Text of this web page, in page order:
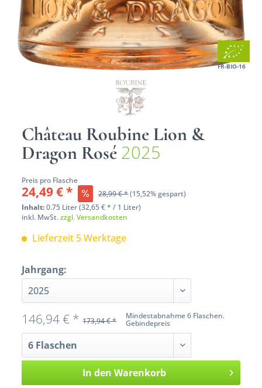
FR-BIO-16
Château Roubine Lion &
Dragon Rosé 2025
Preis pro Flasche
24,49 € * 28,99 € *(15,52% gespart)
Inhalt:0.75 Liter (32,65 € * / 1 Liter)
inkl. MwSt.zzgl. Versandkosten
Lieferzeit 5 Werktage
Jahrgang:
Mindestabnahme 6 Flaschen.
Gebindepreis
146,94 € * 173,94 € *
In den Warenkorb